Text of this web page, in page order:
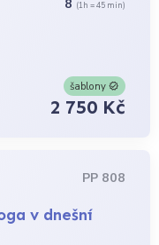
8 (1h = 45 min)
šablony
2 750 Kč
PP 808
v dnešní